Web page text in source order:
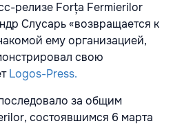
релизе Forța Fermierilor
Слусарь «возвращается к
ему организацией,
свою
Logos-Press.
за общим
состоявшимся 6 марта